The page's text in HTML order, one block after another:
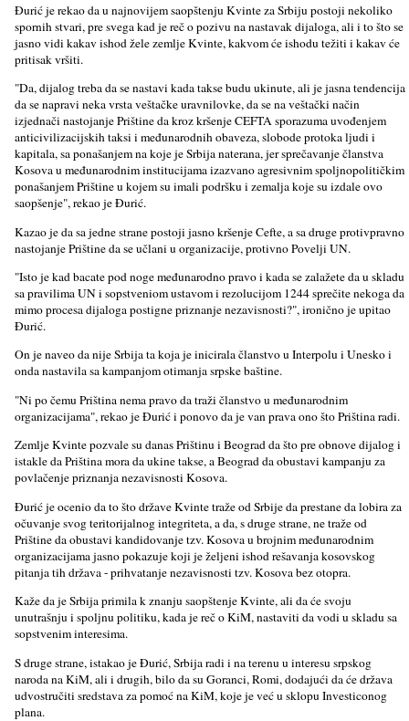
Đurić je rekao da u najnovijem saopštenju Kvinte za Srbiju postoji nekoliko
spornih stvari, pre svega kad je reč o pozivu na nastavak dijaloga, ali i to što se
jasno vidi kakav ishod žele zemlјe Kvinte, kakvom će ishodu težiti i kakav će
pritisak vršiti.
"Da, dijalog treba da se nastavi kada takse budu ukinute, ali je jasna tendencija
da se napravi neka vrsta veštačke uravnilovke, da se na veštački način
izjednači nastojanje Prištine da kroz kršenje CEFTA sporazuma uvođenjem
anticivilizacijskih taksi i međunarodnih obaveza, slobode protoka lјudi i
kapitala, sa ponašanjem na koje je Srbija naterana, jer sprečavanje članstva
Kosova u međunarodnim institucijama izazvano agresivnim spolјnopolitičkim
ponašanjem Prištine u kojem su imali podršku i zemalјa koje su izdale ovo
saopšenje", rekao je Đurić.
Kazao je da sa jedne strane postoji jasno kršenje Cefte, a sa druge protivpravno
nastojanje Prištine da se učlani u organizacije, protivno Povelјi UN.
"Isto je kad bacate pod noge međunarodno pravo i kada se zalažete da u skladu
sa pravilima UN i sopstveniom ustavom i rezolucijom 1244 sprečite nekoga da
mimo procesa dijaloga postigne priznanje nezavisnosti?", ironično je upitao
Đurić.
On je naveo da nije Srbija ta koja je inicirala članstvo u Interpolu i Unesko i
onda nastavila sa kampanjom otimanja srpske baštine.
"Ni po čemu Priština nema pravo da traži članstvo u međunarodnim
organizacijama", rekao je Đurić i ponovo da je van prava ono što Priština radi.
Zemlјe Kvinte pozvale su danas Prištinu i Beograd da što pre obnove dijalog i
istakle da Priština mora da ukine takse, a Beograd da obustavi kampanju za
povlačenje priznanja nezavisnosti Kosova.
Đurić je ocenio da to što države Kvinte traže od Srbije da prestane da lobira za
očuvanje svog teritorijalnog integriteta, a da, s druge strane, ne traže od
Prištine da obustavi kandidovanje tzv. Kosova u brojnim međunarodnim
organizacijama jasno pokazuje koji je želјeni ishod rešavanja kosovskog
pitanja tih država - prihvatanje nezavisnosti tzv. Kosova bez otopra.
Kaže da je Srbija primila k znanju saopštenje Kvinte, ali da će svoju
unutrašnju i spolјnu politiku, kada je reč o KiM, nastaviti da vodi u skladu sa
sopstvenim interesima.
S druge strane, istakao je Đurić, Srbija radi i na terenu u interesu srpskog
naroda na KiM, ali i drugih, bilo da su Goranci, Romi, dodajući da će država
udvostručiti sredstava za pomoć na KiM, koje je već u sklopu Investiconog
plana.